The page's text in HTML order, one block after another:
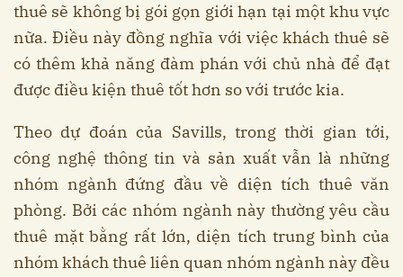
thuê sẽ không bị gói gọn giới hạn tại một khu vực
nữa. Điều này đồng nghĩa với việc khách thuê sẽ
có thêm khả năng đàm phán với chủ nhà để đạt
được điều kiện thuê tốt hơn so với trước kia.
Theo dự đoán của Savills, trong thời gian tới,
công nghệ thông tin và sản xuất vẫn là những
nhóm ngành đứng đầu về diện tích thuê văn
phòng. Bởi các nhóm ngành này thường yêu cầu
thuê mặt bằng rất lớn, diện tích trung bình của
nhóm khách thuê liên quan nhóm ngành này đều